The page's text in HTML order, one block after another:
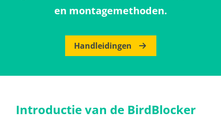
en montagemethoden.
Handleidingen
Introductie van de BirdBlocker